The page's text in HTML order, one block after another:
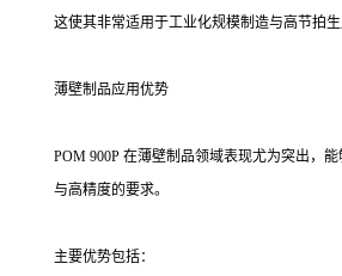
这使其非常适用于工业化规模制造与高节拍生
薄壁制品应用优势
POM 900P 在薄壁制品领域表现尤为突出，
与高精度的要求。
主要优势包括：